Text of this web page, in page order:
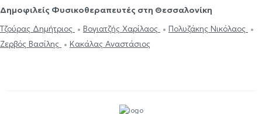
Δημοφιλείς Φυσικοθεραπευτές στη Θεσσαλονίκη
Τζούρας Δημήτριος
Βογιατζής Χαρίλαος
Πολυζάκης Νικόλαος
Ζερβός Βασίλης
Κακάλας Αναστάσιος